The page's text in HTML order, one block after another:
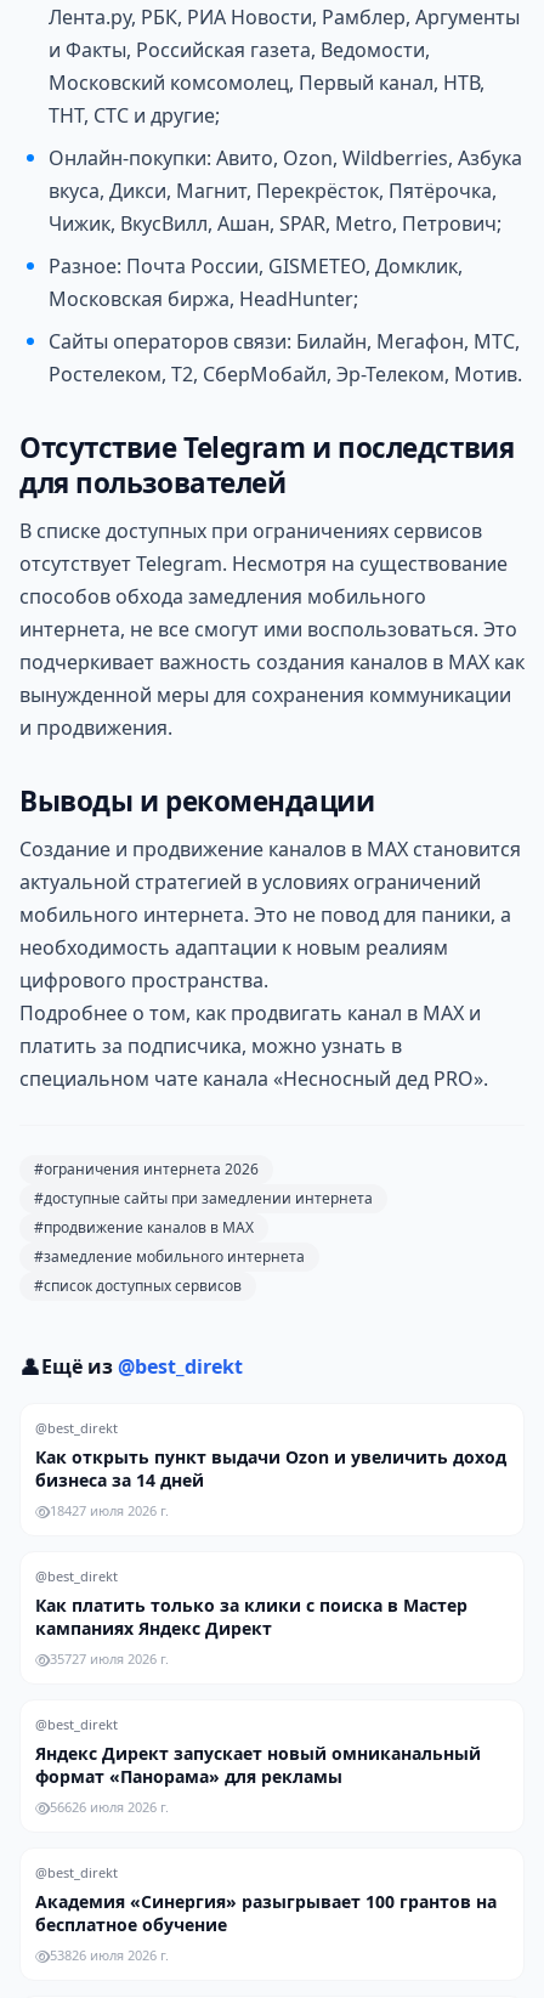
Лента.ру, РБК, РИА Новости, Рамблер, Аргументы
и Факты, Российская газета, Ведомости,
Московский комсомолец, Первый канал, НТВ,
ТНТ, СТС и другие;
Онлайн-покупки: Авито, Ozon, Wildberries, Азбука
вкуса, Дикси, Магнит, Перекрёсток, Пятёрочка,
Чижик, ВкусВилл, Ашан, SPAR, Metro, Петрович;
Разное: Почта России, GISMETEO, Домклик,
Московская биржа, HeadHunter;
Сайты операторов связи: Билайн, Мегафон, МТС,
Ростелеком, T2, СберМобайл, Эр-Телеком, Мотив.
Отсутствие Telegram и последствия
для пользователей
В списке доступных при ограничениях сервисов
отсутствует Telegram. Несмотря на существование
способов обхода замедления мобильного
интернета, не все смогут ими воспользоваться. Это
подчеркивает важность создания каналов в MAX как
вынужденной меры для сохранения коммуникации
и продвижения.
Выводы и рекомендации
Создание и продвижение каналов в MAX становится
актуальной стратегией в условиях ограничений
мобильного интернета. Это не повод для паники, а
необходимость адаптации к новым реалиям
цифрового пространства.
Подробнее о том, как продвигать канал в MAX и
платить за подписчика, можно узнать в
специальном чате канала «Несносный дед PRO».
#ограничения интернета 2026
#доступные сайты при замедлении интернета
#продвижение каналов в MAX
#замедление мобильного интернета
#список доступных сервисов
👤Ещё из@best_direkt
@best_direkt
Как открыть пункт выдачи Ozon и увеличить доход
бизнеса за 14 дней
18427 июля 2026 г.
@best_direkt
Как платить только за клики с поиска в Мастер
кампаниях Яндекс Директ
35727 июля 2026 г.
@best_direkt
Яндекс Директ запускает новый омниканальный
формат «Панорама» для рекламы
56626 июля 2026 г.
@best_direkt
Академия «Синергия» разыгрывает 100 грантов на
бесплатное обучение
53826 июля 2026 г.